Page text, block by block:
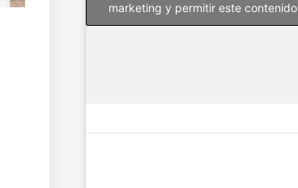
marketing y permitir este contenido